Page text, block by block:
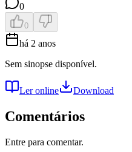
0
0
há 2 anos
Sem sinopse disponível.
Ler online Download
Comentários
Entre para comentar.